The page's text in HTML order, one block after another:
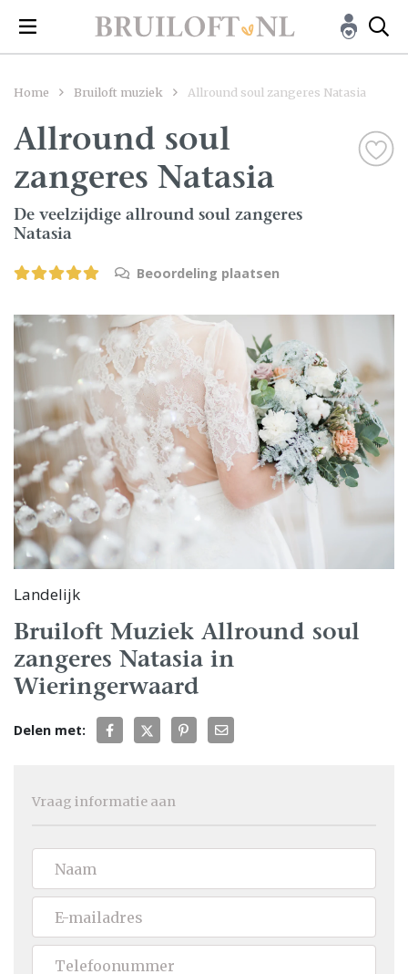
Home Bruiloft muziek Allround soul zangeres Natasia
Allround soul
zangeres Natasia
De veelzijdige allround soul zangeres
Natasia
Beoordeling plaatsen
Landelijk
Bruiloft Muziek Allround soul
zangeres Natasia in
Wieringerwaard
Delen met:
Vraag informatie aan